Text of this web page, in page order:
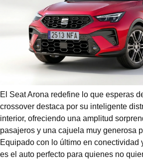
El Seat Arona redefine lo que esperas
crossover destaca por su inteligente
interior, ofreciendo una amplitud
pasajeros y una cajuela muy generosa
Equipado con lo último en conectividad
es el auto perfecto para quienes no